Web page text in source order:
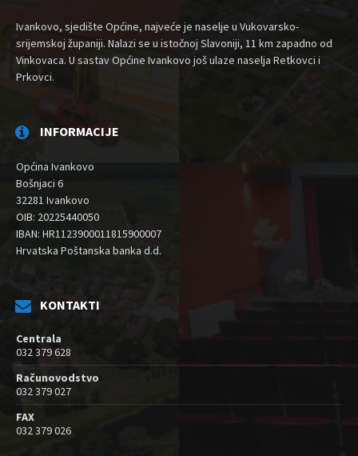
Ivankovo, sjedište Općine, najveće je naselje u Vukovarsko-
srijemskoj županiji. Nalazi se u istočnoj Slavoniji, 11 km zapadno od
Vinkovaca. U sastav Općine Ivankovo još ulaze naselja Retkovci i
Prkovci.
INFORMACIJE
Općina Ivankovo
Bošnjaci 6
32281 Ivankovo
OIB: 20225440050
IBAN: HR1123900011815900007
Hrvatska Poštanska banka d.d.
KONTAKTI
Centrala
032 379 628
Računovodstvo
032 379 027
FAX
032 379 026